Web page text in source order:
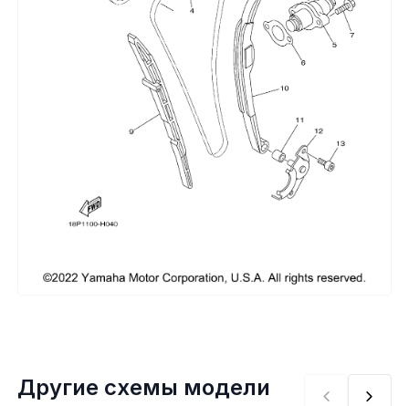
Топливная система
Тормозная система
Трансмиссия
Другие схемы модели